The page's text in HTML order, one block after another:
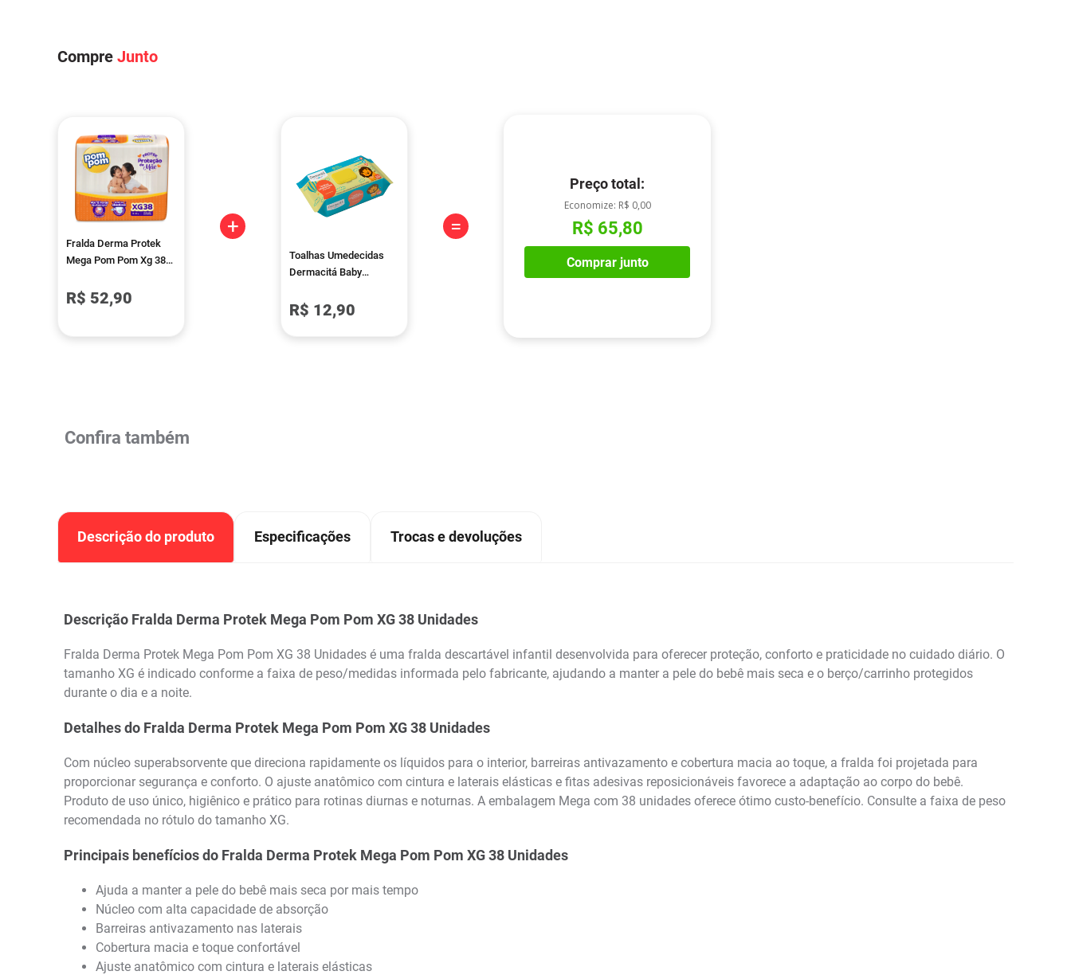
Compre Junto
Fralda Derma Protek
Mega Pom Pom Xg 38
R$ 52,90
+
Toalhas Umedecidas
Dermacitá Baby
R$ 12,90
=
Preço total:
Economize: R$ 0,00
R$ 65,80
Comprar junto
Confira também
Descrição do produto Especificações Trocas e devoluções
Descrição Fralda Derma Protek Mega Pom Pom XG 38 Unidades
Fralda Derma Protek Mega Pom Pom XG 38 Unidades é uma fralda descartável infantil desenvolvida para oferecer proteção, conforto e praticidade no cuidado diário. O
tamanho XG é indicado conforme a faixa de peso/medidas informada pelo fabricante, ajudando a manter a pele do bebê mais seca e o berço/carrinho protegidos
durante o dia e a noite.
Detalhes do Fralda Derma Protek Mega Pom Pom XG 38 Unidades
Com núcleo superabsorvente que direciona rapidamente os líquidos para o interior, barreiras antivazamento e cobertura macia ao toque, a fralda foi projetada para
proporcionar segurança e conforto. O ajuste anatômico com cintura e laterais elásticas e fitas adesivas reposicionáveis favorece a adaptação ao corpo do bebê.
Produto de uso único, higiênico e prático para rotinas diurnas e noturnas. A embalagem Mega com 38 unidades oferece ótimo custo-benefício. Consulte a faixa de peso
recomendada no rótulo do tamanho XG.
Principais benefícios do Fralda Derma Protek Mega Pom Pom XG 38 Unidades
Ajuda a manter a pele do bebê mais seca por mais tempo
Núcleo com alta capacidade de absorção
Barreiras antivazamento nas laterais
Cobertura macia e toque confortável
Ajuste anatômico com cintura e laterais elásticas